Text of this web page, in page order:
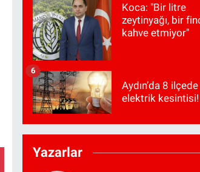
Koca: "Bir litre
zeytinyağı, bir
kahve etmiyor"
Aydın’da 8 ilçede
elektrik kesintisi!
6
Yazarlar